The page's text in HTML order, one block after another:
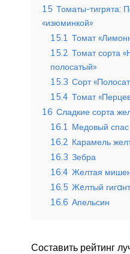
15 Томаты-тигрята:
«изюминкой»
15.1 Томат
15.2 Томат сорта
полосатый»
15.3 Сорт
15.4 Томат
16 Сладкие сорта
16.1 Медовый спас
16.2 Карамель
16.3 Зебра
16.4 Желтая
16.5 Жeлтый гигaнт
16.6 Апельсин
Составить рейтинг